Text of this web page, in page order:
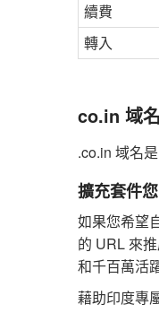
續費
轉入
co.in 域名
.co.in 域名
擴充套件
如果您希望
的 URL 來
和千百萬活
藉助印度專